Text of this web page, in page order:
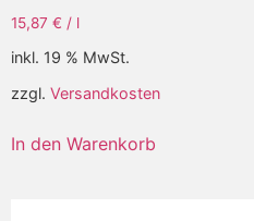
15,87 € / l
inkl. 19 % MwSt.
zzgl. Versandkosten
In den Warenkorb